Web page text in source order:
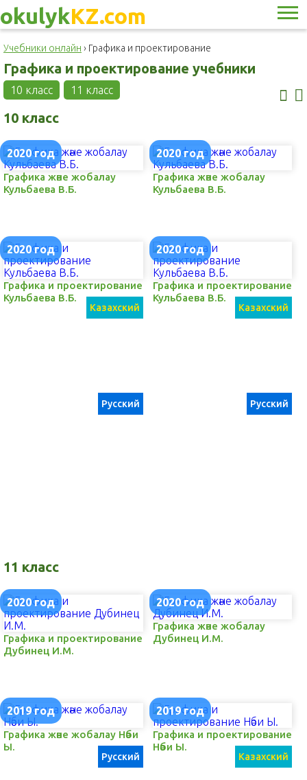
okulykKZ.com
Учебники онлайн › Графика и проектирование
Графика и проектирование учебники
10 класс 11 класс
10 класс
2020 год
Графика және жобалау
Кульбаева В.Б.
Казахский
2020 год
Графика және жобалау
Кульбаева В.Б.
Казахский
2020 год
Графика и проектирование
Кульбаева В.Б.
Русский
2020 год
Графика и проектирование
Кульбаева В.Б.
Русский
11 класс
2020 год
Графика и проектирование
Дубинец И.М.
Русский
2020 год
Графика және жобалау
Дубинец И.М.
Казахский
2019 год
Графика және жобалау Нәби
Ы.
2019 год
Графика и проектирование
Нәби Ы.